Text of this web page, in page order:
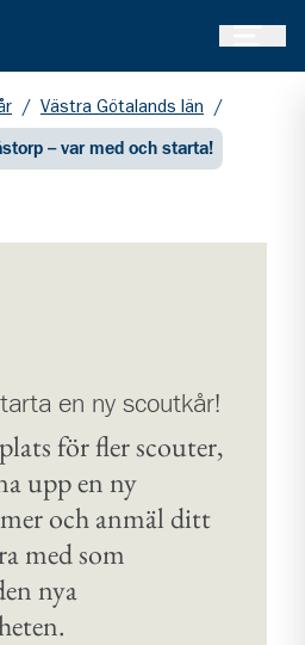
/ Västra Götalands län /
– var med och starta!
en ny scoutkår!
för fler scouter,
upp en ny
och anmäl ditt
med som
nya